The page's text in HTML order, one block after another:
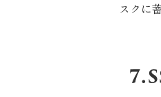
スクに